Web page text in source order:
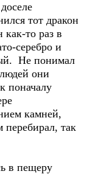
тот дракон
то раз в
серебро и
Не понимал
они
поначалу
камней,
так
в пещеру